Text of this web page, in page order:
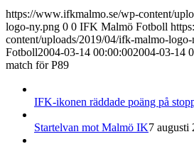
https://www.ifkmalmo.se/wp-content/
logo-ny.png 0 0 IFK Malmö Fotboll
content/uploads/2019/04/ifk-malmo-
Fotboll2004-03-14 00:00:002004-03-14
match för P89
IFK-ikonen räddade poäng på
Startelvan mot Malmö IK7 augusti